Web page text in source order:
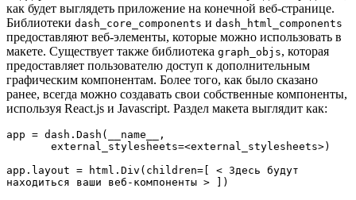
как будет выглядеть приложение на конечной веб-странице.
Библиотеки dash_core_components и dash_html_components
предоставляют веб-элементы, которые можно использовать в
макете. Существует также библиотека graph_objs, которая
предоставляет пользователю доступ к дополнительным
графическим компонентам. Более того, как было сказано
ранее, всегда можно создавать свои собственные компоненты,
используя React.js и Javascript. Раздел макета выглядит как:
app = dash.Dash(__name__,
app.layout = html.Div(children=[ < Здесь будут
находиться ваши веб-компоненты > ])